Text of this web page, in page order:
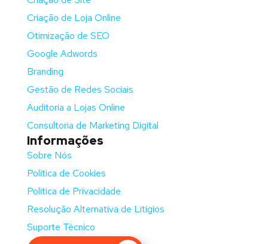
Criação de Loja Online
Otimização de SEO
Google Adwords
Branding
Gestão de Redes Sociais
Auditoria a Lojas Online
Consultoria de Marketing Digital
Informações
Sobre Nós
Política de Cookies
Política de Privacidade
Resolução Alternativa de Litígios
Suporte Técnico